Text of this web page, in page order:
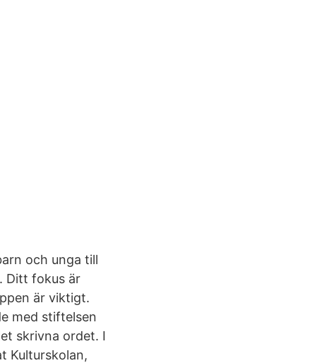
och unga till
Ditt fokus är
är viktigt.
med stiftelsen
skrivna ordet. I
Kulturskolan,